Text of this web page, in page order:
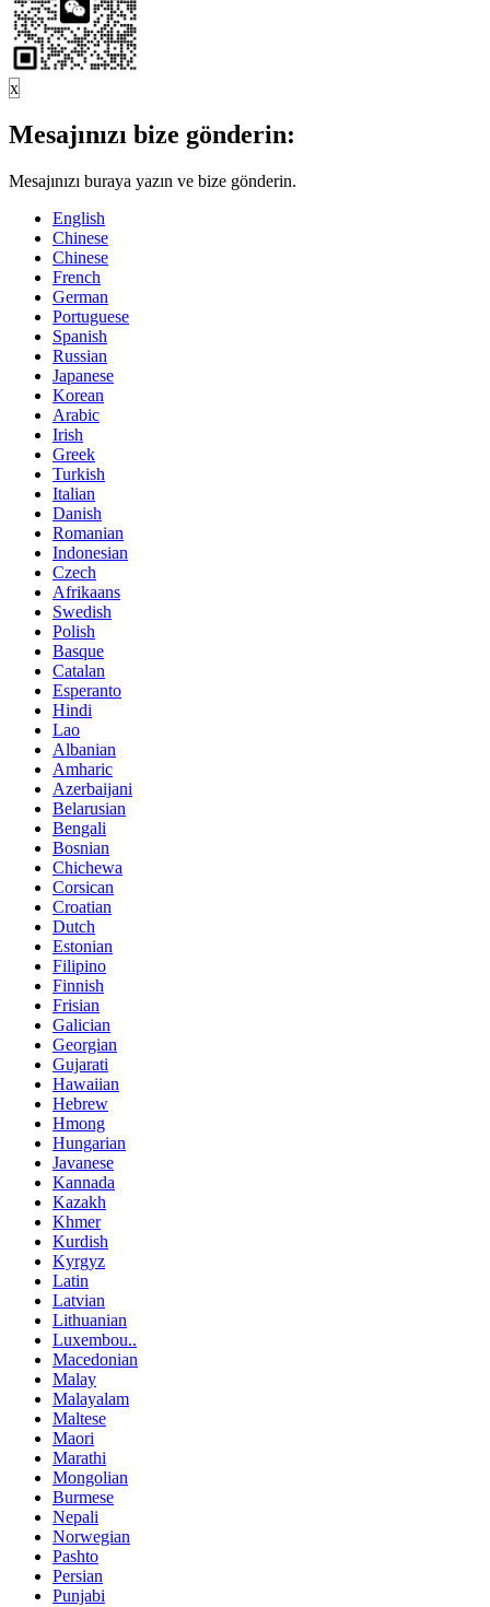
x
Mesajınızı bize gönderin:
Mesajınızı buraya yazın ve bize gönderin.
English
Chinese
Chinese
French
German
Portuguese
Spanish
Russian
Japanese
Korean
Arabic
Irish
Greek
Turkish
Italian
Danish
Romanian
Indonesian
Czech
Afrikaans
Swedish
Polish
Basque
Catalan
Esperanto
Hindi
Lao
Albanian
Amharic
Azerbaijani
Belarusian
Bengali
Bosnian
Chichewa
Corsican
Croatian
Dutch
Estonian
Filipino
Finnish
Frisian
Galician
Georgian
Gujarati
Hawaiian
Hebrew
Hmong
Hungarian
Javanese
Kannada
Kazakh
Khmer
Kurdish
Kyrgyz
Latin
Latvian
Lithuanian
Luxembou..
Macedonian
Malay
Malayalam
Maltese
Maori
Marathi
Mongolian
Burmese
Nepali
Norwegian
Pashto
Persian
Punjabi